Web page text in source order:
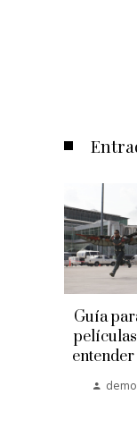
Guía
demo